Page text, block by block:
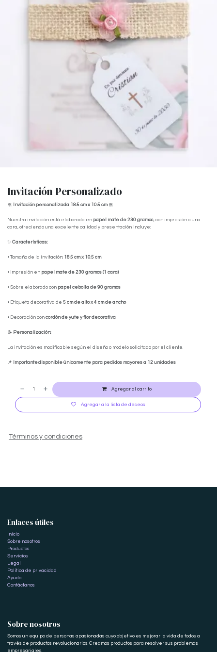
Invitación Personalizado
🎀 Invitación personalizada 18.5 cm x 10.5 cm🎀
Nuestra invitación está elaborada en papel mate de 230 gramos, con impresión a una
cara, ofreciendo una excelente calidad y presentación. Incluye:
✨ Características:
• Tamaño de la invitación: 18.5 cm x 10.5 cm
• Impresión en papel mate de 230 gramos (1 cara)
• Sobre elaborado con papel cebolla de 90 gramos
• Etiqueta decorativa de 5 cm de alto x 4 cm de ancho
• Decoración con cordón de yute y flor decorativa
📝 Personalización:
La invitación es modificable según el diseño o modelo solicitado por el cliente.
📌 Importante:disponible únicamente para pedidos mayores a 12 unidades
Agregar al carrito
Agregar a la lista de deseos
Términos y condiciones
Enlaces útiles
Inicio
Sobre nosotros
Productos
Servicios
Legal
Política de privacidad
Ayuda
Contáctanos
Sobre nosotros
Somos un equipo de personas apasionadas cuyo objetivo es mejorar la vida de todos a
través de productos revolucionarios. Creamos productos para resolver sus problemas
empresariales.